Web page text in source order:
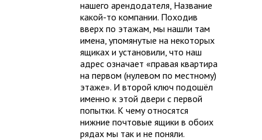
нашего арендодателя, Название
какой-то компании. Походив
вверх по этажам, мы нашли там
имена, упомянутые на некоторых
ящиках и установили, что наш
адрес означает «правая квартира
на первом (нулевом по местному)
этаже». И второй ключ подошёл
именно к этой двери с первой
попытки. К чему относятся
нижние почтовые ящики в обоих
рядах мы так и не поняли.